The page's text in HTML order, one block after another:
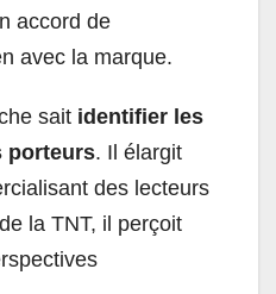
accord de
avec la marque.
sait identifier les
porteurs. Il élargit
des lecteurs
la TNT, il perçoit